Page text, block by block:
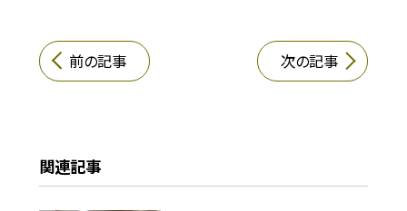
前の記事 次の記事
関連記事